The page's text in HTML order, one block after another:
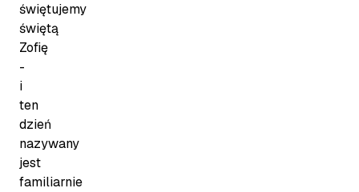
świętujemy
świętą
Zofię
-
i
ten
dzień
nazywany
jest
familiarnie